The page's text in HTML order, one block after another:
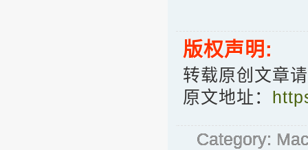
版权声明:
转载原创文章
原文地址：
Category: